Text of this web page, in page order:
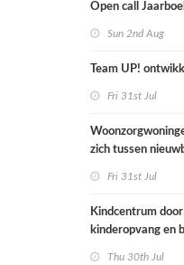
Open call
Sun 2nd Aug
Team UP!
Fri 31st Jul
zich tussen
Fri 31st Jul
Kindcentrum
kinderopvang en
Thu 30th Jul